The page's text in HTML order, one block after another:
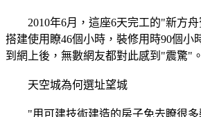
2010年6月，這座6天完工的"新方舟
搭建使用瞭46個小時，裝修用時90個小
到網上後，無數網友都對此感到"震驚"。
天空城為何選址望城
"用可建技術建造的房子免去瞭很多